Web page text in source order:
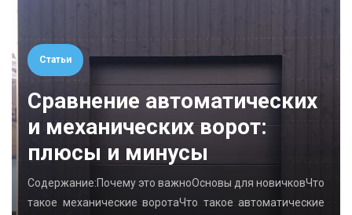
Статьи
Сравнение автоматических
и механических ворот:
плюсы и минусы
Содержание:Почему это важноОсновы для новичковЧто
такое механические воротаЧто такое автоматические